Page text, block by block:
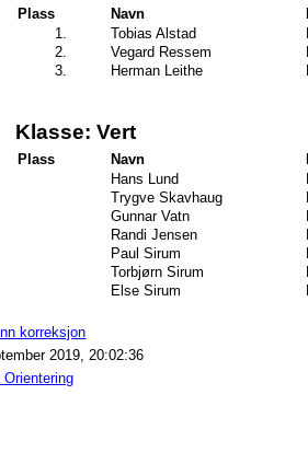
Plass Navn
1.
Tobias Alstad
2.
Vegard Ressem
3.
Herman Leithe
Klasse: Vert
Plass Navn
Hans Lund
Trygve Skavhaug
Gunnar Vatn
Randi Jensen
Paul Sirum
Torbjørn Sirum
Else Sirum
korreksjon
2019, 20:02:36
Orientering